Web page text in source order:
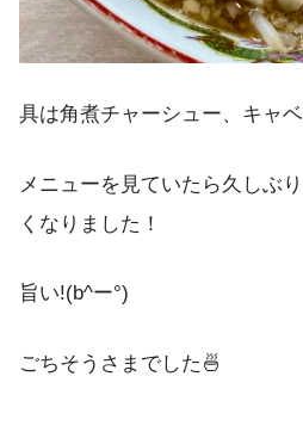
具は角煮チャーシュー、キャ
メニューを見ていたら久しぶ
くなりました！
旨い!(b^ー°)
ごちそうさまでした🍜